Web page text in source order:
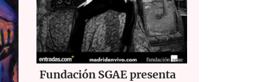
Fundación SGAE presenta